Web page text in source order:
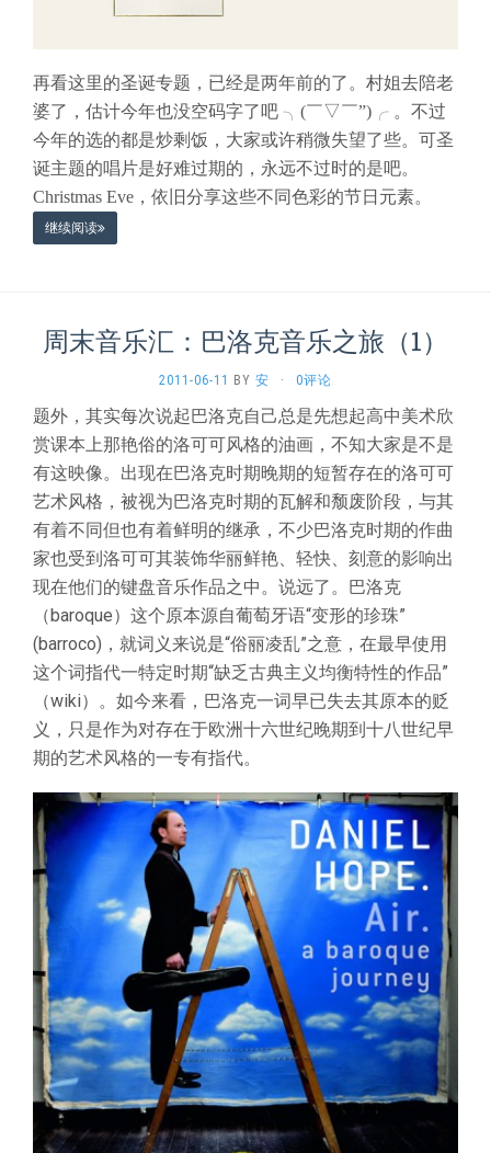
再看这里的圣诞专题，已经是两年前的了。村姐去陪老
婆了，估计今年也没空码字了吧 ╮(￣▽￣”)╭ 。不过
今年的选的都是炒剩饭，大家或许稍微失望了些。可圣
诞主题的唱片是好难过期的，永远不过时的是吧。
Christmas Eve，依旧分享这些不同色彩的节日元素。
继续阅读
周末音乐汇：巴洛克音乐之旅（1）
2011-06-11 BY 安 · 0评论
题外，其实每次说起巴洛克自己总是先想起高中美术欣
赏课本上那艳俗的洛可可风格的油画，不知大家是不是
有这映像。出现在巴洛克时期晚期的短暂存在的洛可可
艺术风格，被视为巴洛克时期的瓦解和颓废阶段，与其
有着不同但也有着鲜明的继承，不少巴洛克时期的作曲
家也受到洛可可其装饰华丽鲜艳、轻快、刻意的影响出
现在他们的键盘音乐作品之中。说远了。巴洛克
（baroque）这个原本源自葡萄牙语“变形的珍珠”
(barroco)，就词义来说是“俗丽凌乱”之意，在最早使用
这个词指代一特定时期“缺乏古典主义均衡特性的作品”
（wiki）。如今来看，巴洛克一词早已失去其原本的贬
义，只是作为对存在于欧洲十六世纪晚期到十八世纪早
期的艺术风格的一专有指代。